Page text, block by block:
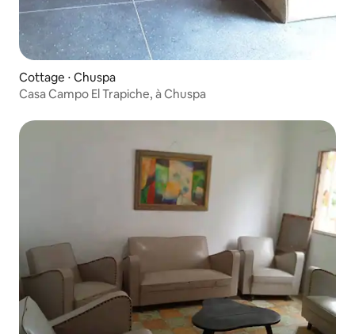
Cottage ⋅ Chuspa
Casa Campo El Trapiche, à Chuspa